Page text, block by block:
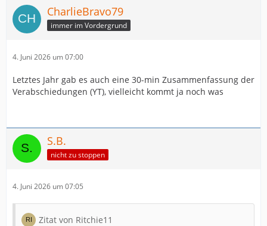
CharlieBravo79
immer im Vordergrund
4. Juni 2026 um 07:00
Letztes Jahr gab es auch eine 30-min Zusammenfassung der
Verabschiedungen (YT), vielleicht kommt ja noch was
S.B.
nicht zu stoppen
4. Juni 2026 um 07:05
Zitat von Ritchie11